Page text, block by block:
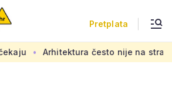
Pretplata
Arhitektura često nije na strani